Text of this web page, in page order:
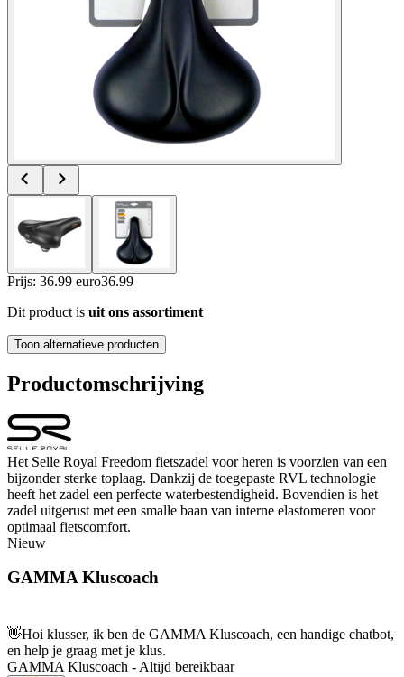
Prijs: 36.99 euro36.99
Dit product is uit ons assortiment
Toon alternatieve producten
Productomschrijving
Het Selle Royal Freedom fietszadel voor heren is voorzien van een
bijzonder sterke toplaag. Dankzij de toegepaste RVL technologie
heeft het zadel een perfecte waterbestendigheid. Bovendien is het
zadel uitgerust met een smalle baan van interne elastomeren voor
optimaal fietscomfort.
Nieuw
GAMMA Kluscoach
👋Hoi klusser, ik ben de GAMMA Kluscoach, een handige chatbot,
en help je graag met je klus.
GAMMA Kluscoach - Altijd bereikbaar